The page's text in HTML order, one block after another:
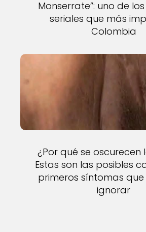
Monserrate”: uno de
seriales que más
Colombia
¿Por qué se oscurecen
Estas son las posibles
primeros síntomas
ignorar